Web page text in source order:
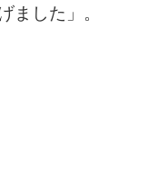
ました」。